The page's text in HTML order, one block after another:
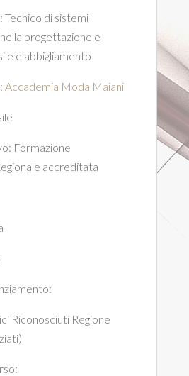
Tecnico di sistemi
progettazione e
e abbigliamento
Accademia Moda Maiani
Formazione
accreditata
Riconosciuti Regione